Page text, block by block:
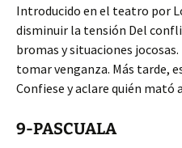
Introducido en el teatro por
disminuir la tensión Del
bromas y situaciones
tomar venganza. Más tarde,
Confiese y aclare quién mató
9-PASCUALA